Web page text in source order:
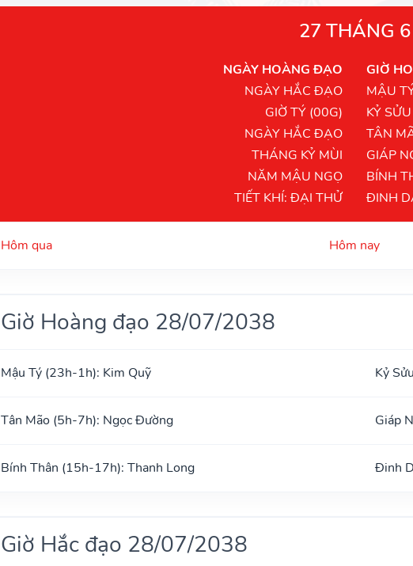
27 THÁNG 6
NGÀY HOÀNG ĐẠO
NGÀY HẮC ĐẠO
GIỜ TÝ (00G)
NGÀY HẮC ĐẠO
THÁNG KỶ MÙI
NĂM MẬU NGỌ
TIẾT KHÍ: ĐẠI THỬ
GIỜ
MẬU
KỶ
TÂN
GIÁP
BÍNH
ĐINH
Hôm qua Hôm nay
Giờ Hoàng đạo 28/07/2038
Mậu Tý (23h-1h): Kim Quỹ Kỷ
Tân Mão (5h-7h): Ngọc Đường Giáp
Bính Thân (15h-17h): Thanh Long Đinh
Giờ Hắc đạo 28/07/2038